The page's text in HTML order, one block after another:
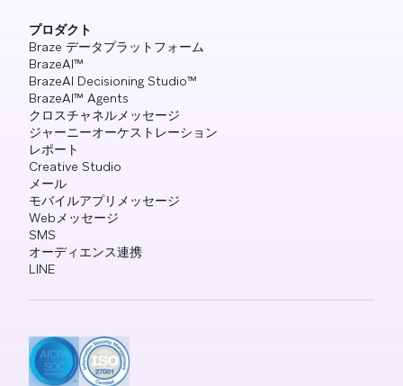
プロダクト
Braze データプラットフォーム
BrazeAI™
BrazeAI Decisioning Studio™
BrazeAI™ Agents
クロスチャネルメッセージ
ジャーニーオーケストレーション
レポート
Creative Studio
メール
モバイルアプリメッセージ
Webメッセージ
SMS
オーディエンス連携
LINE